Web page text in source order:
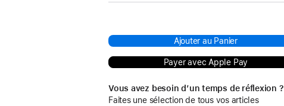
Ajouter au Panier
Payer avec Apple Pay
Vous avez besoin d’un temps de réflexion ?
Faites une sélection de tous vos articles